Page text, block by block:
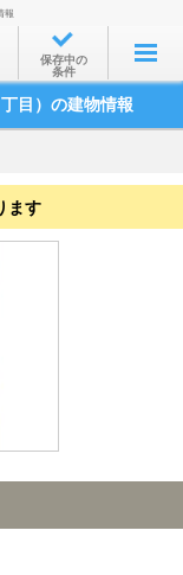
から
報
保存中の
条件
目）の建物情報
ます